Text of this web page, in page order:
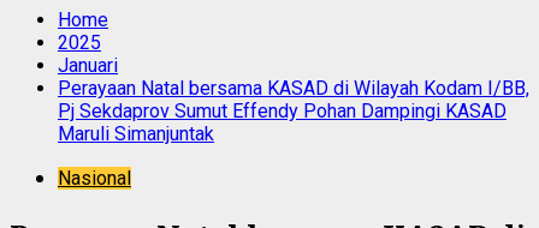
Home
2025
Januari
Perayaan Natal bersama KASAD di Wilayah Kodam I/BB,
Pj Sekdaprov Sumut Effendy Pohan Dampingi KASAD
Maruli Simanjuntak
Nasional